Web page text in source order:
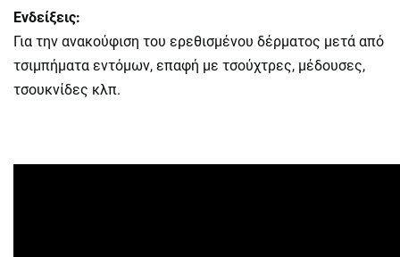
Ενδείξεις:
Για την ανακούφιση του ερεθισμένου δέρματος μετά από
τσιμπήματα εντόμων, επαφή με τσούχτρες, μέδουσες,
τσουκνίδες κλπ.